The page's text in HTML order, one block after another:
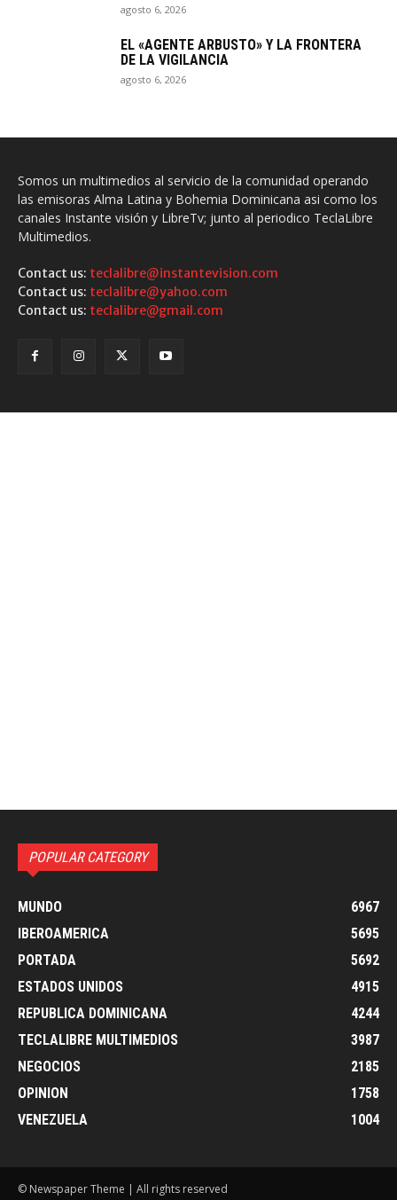
agosto 6, 2026
EL «AGENTE ARBUSTO» Y LA FRONTERA
DE LA VIGILANCIA
agosto 6, 2026
Somos un multimedios al servicio de la comunidad operando
las emisoras Alma Latina y Bohemia Dominicana asi como los
canales Instante visión y LibreTv; junto al periodico TeclaLibre
Multimedios.
Contact us: teclalibre@instantevision.com
Contact us: teclalibre@yahoo.com
Contact us: teclalibre@gmail.com
POPULAR CATEGORY
MUNDO
6967
IBEROAMERICA
5695
PORTADA
5692
ESTADOS UNIDOS
4915
REPUBLICA DOMINICANA
4244
TECLALIBRE MULTIMEDIOS
3987
NEGOCIOS
2185
OPINION
1758
VENEZUELA
1004
© Newspaper Theme | All rights reserved